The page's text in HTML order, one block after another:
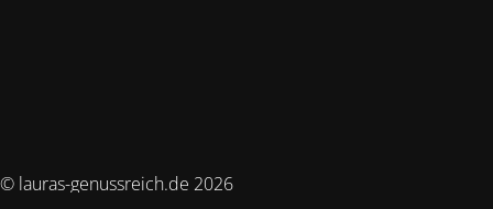
© lauras-genussreich.de 2026